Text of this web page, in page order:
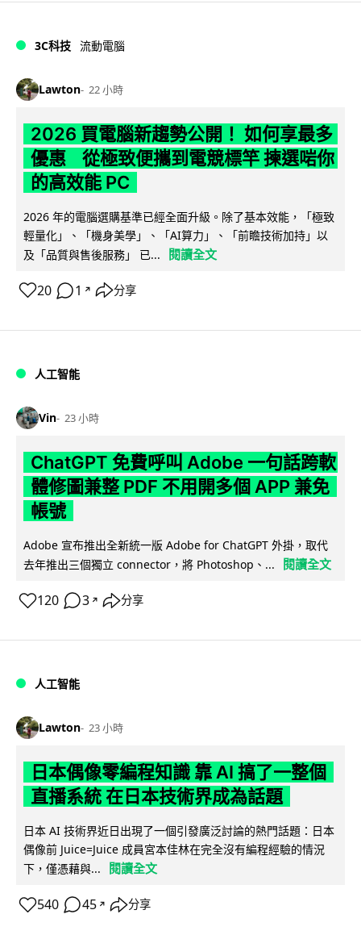
3C科技 流動電腦
Lawton 22 小時
2026 買電腦新趨勢公開！ 如何享最多
優惠 從極致便攜到電競標竿 揀選啱你
的高效能 PC
2026 年的電腦選購基準已經全面升級。除了基本效能，「極致
輕量化」、「機身美學」、「AI算力」、「前瞻技術加持」以
及「品質與售後服務」 已...
閱讀全文
20 1 ↗ 分享
人工智能
Vin 23 小時
ChatGPT 免費呼叫 Adobe 一句話跨軟
體修圖兼整 PDF 不用開多個 APP 兼免
帳號
Adobe 宣布推出全新統一版 Adobe for ChatGPT 外掛，取代
去年推出三個獨立 connector，將 Photoshop、...
閱讀全文
120 3 ↗ 分享
人工智能
Lawton 23 小時
日本偶像零編程知識 靠 AI 搞了一整個
直播系統 在日本技術界成為話題
日本 AI 技術界近日出現了一個引發廣泛討論的熱門話題：日本
偶像前 Juice=Juice 成員宮本佳林在完全沒有編程經驗的情況
下，僅憑藉與...
閱讀全文
540 45 ↗ 分享